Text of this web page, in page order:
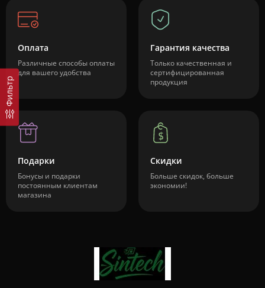
Фильтр
Оплата
Различные способы оплаты
для вашего удобства
Гарантия качества
Только качественная и
сертифицированная
продукция
Подарки
Бонусы и подарки
постоянным клиентам
магазина
Скидки
Больше скидок, больше
экономии!